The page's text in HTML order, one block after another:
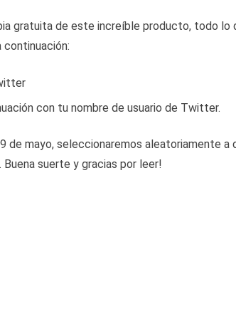
gratuita de este increíble producto, todo lo
continuación:
con tu nombre de usuario de Twitter.
de mayo, seleccionaremos aleatoriamente
Buena suerte y gracias por leer!